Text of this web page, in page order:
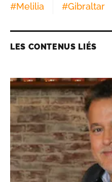
#Melilia #Gibraltar
LES CONTENUS LIÉS